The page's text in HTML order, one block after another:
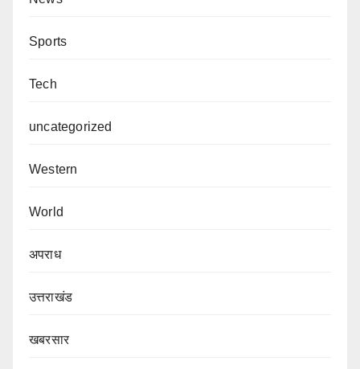
Sports
Tech
uncategorized
Western
World
अपराध
उत्तराखंड
खबरसार